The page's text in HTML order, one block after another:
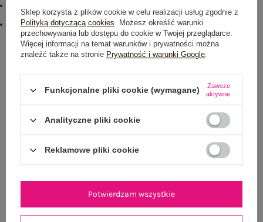
pranie w pralce w 30°C
#modelka:
Modelka ma na sobie rozmiar M. Wymiary modelki: wzrost 176 cm,
biust 90 cm, talia 62 cm, biodra 94 cm
Dostępny
Rozmiar: M
Centrum Logistyczne Nadarzyn
Sklep korzysta z plików cookie w celu realizacji usług zgodnie z
Polityką dotyczącą cookies. Możesz określić warunki
przechowywania lub dostępu do cookie w Twojej przeglądarce.
Więcej informacji na temat warunków i prywatności można
znaleźć także na stronie Prywatność i warunki Google.
Funkcjonalne pliki cookie (wymagane)
Zawsze
aktywne
Analityczne pliki cookie
Reklamowe pliki cookie
Potwierdzam wszystkie